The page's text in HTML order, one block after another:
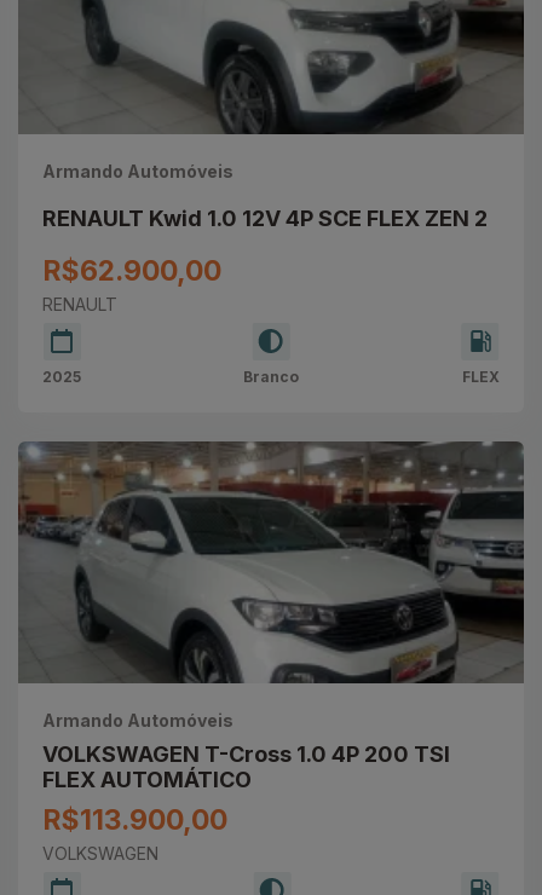
Armando Automóveis
RENAULT Kwid 1.0 12V 4P SCE FLEX ZEN 2
R$62.900,00
RENAULT
2025 Branco FLEX
Armando Automóveis
VOLKSWAGEN T-Cross 1.0 4P 200 TSI
FLEX AUTOMÁTICO
R$113.900,00
VOLKSWAGEN